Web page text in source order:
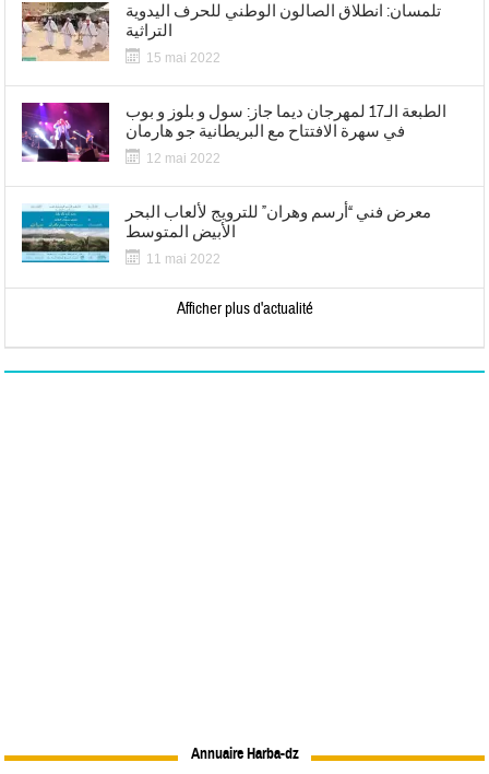
تلمسان: انطلاق الصالون الوطني للحرف اليدوية
التراثية
15 mai 2022
الطبعة الـ17 لمهرجان ديما جاز: سول و بلوز و بوب
في سهرة الافتتاح مع البريطانية جو هارمان
12 mai 2022
معرض فني “أرسم وهران” للترويج لألعاب البحر
الأبيض المتوسط
11 mai 2022
Afficher plus d'actualité
Annuaire Harba-dz